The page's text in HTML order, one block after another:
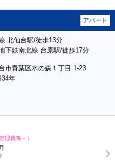
アパート
北仙台駅/徒歩13分
下鉄南北線 台原駅/徒歩17分
市青葉区水の森１丁目 1-23
年
管理費等－）